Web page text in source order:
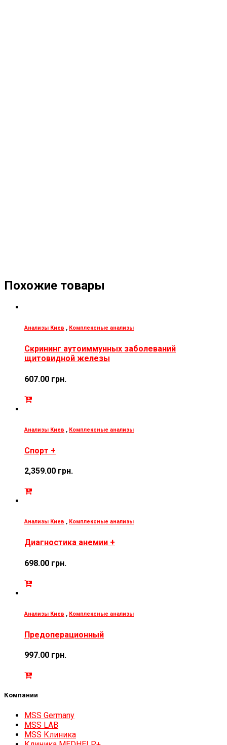
Похожие товары
Анализы Киев , Комплексные анализы
Скрининг аутоиммунных заболеваний
щитовидной железы
607.00 грн.
Анализы Киев , Комплексные анализы
Спорт +
2,359.00 грн.
Анализы Киев , Комплексные анализы
Диагностика анемии +
698.00 грн.
Анализы Киев , Комплексные анализы
Предоперационный
997.00 грн.
Компании
MSS Germany
MSS LAB
MSS Клиника